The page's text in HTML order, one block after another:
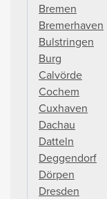
Bremen
Bremerhaven
Bulstringen
Burg
Calvörde
Cochem
Cuxhaven
Dachau
Datteln
Deggendorf
Dörpen
Dresden